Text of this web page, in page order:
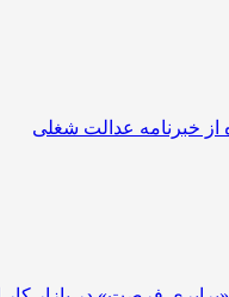
عدالت شغلی